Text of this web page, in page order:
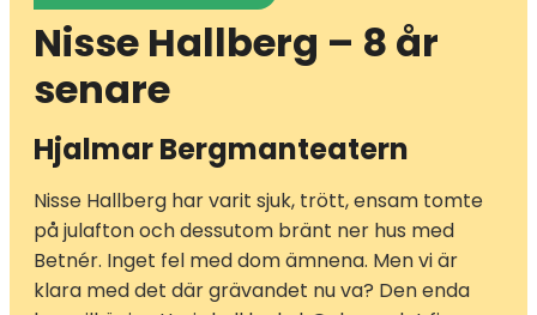
Nisse Hallberg – 8 år
senare
Hjalmar Bergmanteatern
Nisse Hallberg har varit sjuk, trött, ensam tomte
på julafton och dessutom bränt ner hus med
Betnér. Inget fel med dom ämnena. Men vi är
klara med det där grävandet nu va? Den enda